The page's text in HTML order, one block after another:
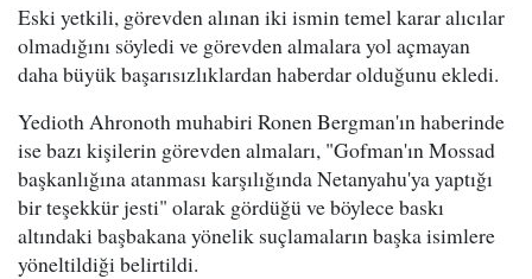
Eski yetkili, görevden alınan iki ismin temel karar alıcılar
olmadığını söyledi ve görevden almalara yol açmayan
daha büyük başarısızlıklardan haberdar olduğunu ekledi.
Yedioth Ahronoth muhabiri Ronen Bergman'ın haberinde
ise bazı kişilerin görevden almaları, "Gofman'ın Mossad
başkanlığına atanması karşılığında Netanyahu'ya yaptığı
bir teşekkür jesti" olarak gördüğü ve böylece baskı
altındaki başbakana yönelik suçlamaların başka isimlere
yöneltildiği belirtildi.